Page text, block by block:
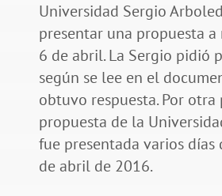
Universidad Sergio
presentar una propuesta
6 de abril. La Sergio pidió
según se lee en el
obtuvo respuesta. Por otra
propuesta de la
fue presentada varios días
de abril de 2016.